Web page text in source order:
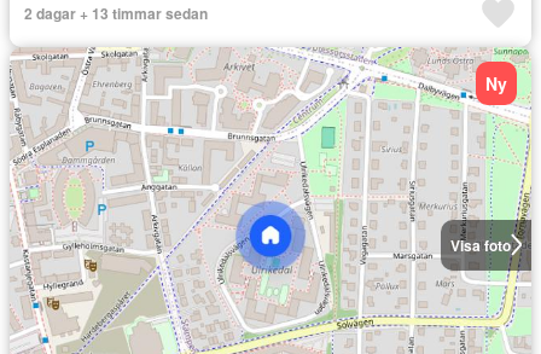
2 dagar + 13 timmar sedan
Visa foto
Ny